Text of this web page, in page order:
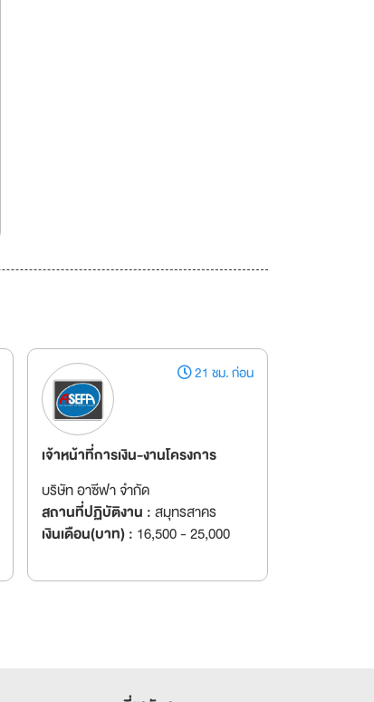
21 ชม. ก่อน
เจ้าหน้าที่การเงิน-งานโครงการ
บริษัท อาซีฟา จำกัด
สถานที่ปฏิบัติงาน :สมุทรสาคร
เงินเดือน(บาท) : 16,500 - 25,000